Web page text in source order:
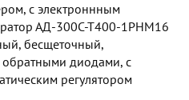
с электроннным
АД-300С-Т400-1РНМ16
бесщеточный,
диодами, с
регулятором